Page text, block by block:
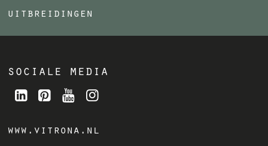
uitbreidingen
sociale media
www.vitrona.nl